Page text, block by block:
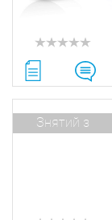
Знятий з